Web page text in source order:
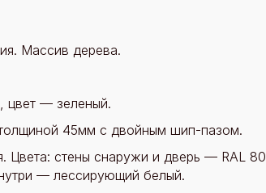
Массив дерева.
цвет — зеленый.
45мм с двойным шип-пазом.
Цвета: стены снаружи и дверь — RAL
— лессирующий белый.